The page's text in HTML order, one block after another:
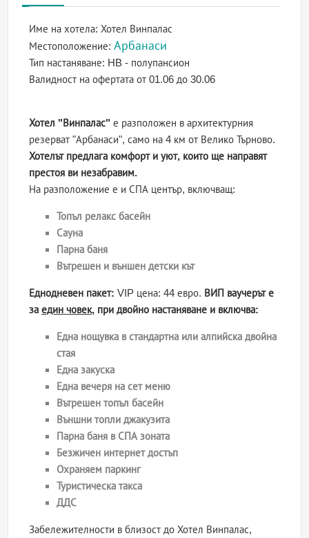
Име на хотела: Хотел Винпалас
Местоположение:Арбанаси
Тип настаняване: HB - полупансион
Валидност на офертатаот 01.06 до 30.06
Хотел "Винпалас" е разположен в архитектурния
резерват "Арбанаси", само на 4 км от Велико Търново.
Хотелът предлага комфорт и уют, които ще направят
престоя ви незабравим.
На разположение е и СПА център, включващ:
Топъл релакс басейн
Сауна
Парна баня
Вътрешен и външен детски кът
Еднодневен пакет: VIP цена: 44 евро. ВИП ваучерът е
заедин човек, при двойно настаняване и включва:
Една нощувка в стандартна или алпийска двойна
стая
Една закуска
Една вечеря на сет меню
Вътрешен топъл басейн
Външни топли джакузита
Парна баня в СПА зоната
Безжичен интернет достъп
Охраняем паркинг
Туристическа такса
ДДС
Забележителности в близост до Хотел Винпалас,